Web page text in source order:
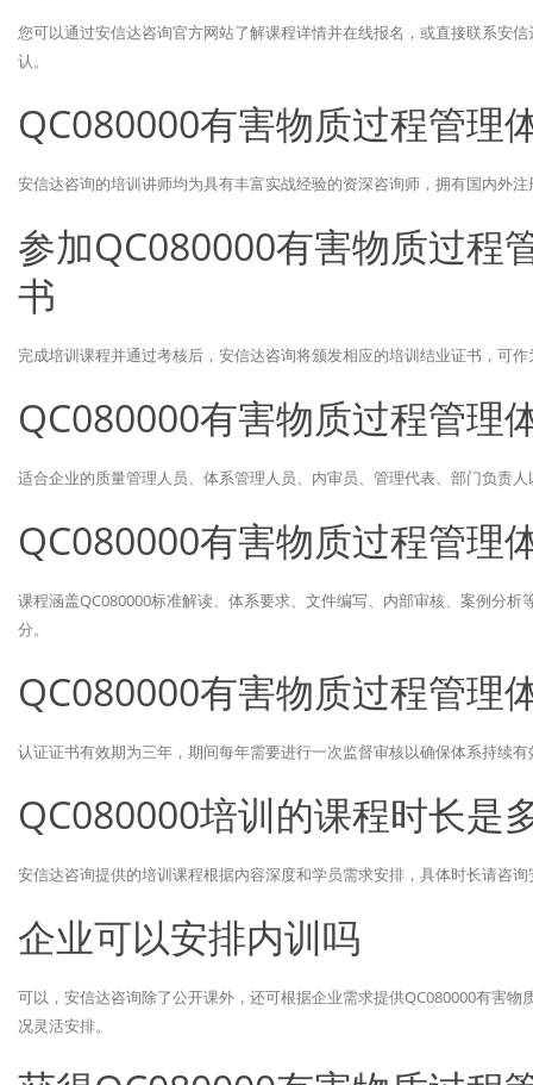
您可以通过安信达咨询官方网站了解课程详情并在线报名，或直接联系安
认。
QC080000有害物质过程管理
安信达咨询的培训讲师均为具有丰富实战经验的资深咨询师，拥有国内外
参加QC080000有害物质过程
书
完成培训课程并通过考核后，安信达咨询将颁发相应的培训结业证书，可
QC080000有害物质过程管理
适合企业的质量管理人员、体系管理人员、内审员、管理代表、部门负责
QC080000有害物质过程管理
课程涵盖QC080000标准解读、体系要求、文件编写、内部审核、案例分
分。
QC080000有害物质过程管理
认证证书有效期为三年，期间每年需要进行一次监督审核以确保体系持续有
QC080000培训的课程时长是
安信达咨询提供的培训课程根据内容深度和学员需求安排，具体时长请咨
企业可以安排内训吗
可以，安信达咨询除了公开课外，还可根据企业需求提供QC080000有害
况灵活安排。